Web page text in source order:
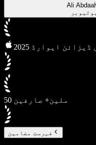
Ali Abdaal
یوٹیوبر
ڈیزائن ایوارڈ
50 ملین+ صارفین
فہرستِ مضامین